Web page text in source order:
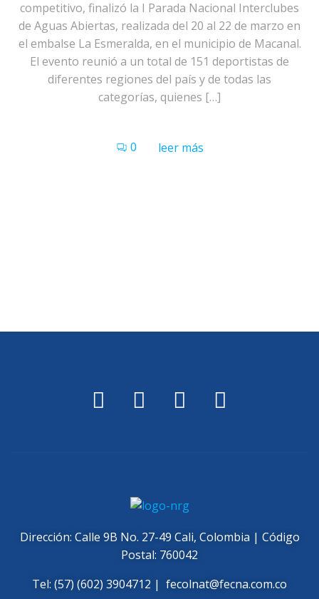
competitivo, finalizó la I Parada Nacional Interclubes
de Aguas Abiertas, realizada del 20 al 22 de marzo en
el embalse La Esmeralda, en el municipio de Macanal.
El evento reunió a un total de 151 deportistas de
diferentes regiones del país y de todas las
categorías, quienes […]
0 leer más
Dirección: Calle 9B No. 27-49 Cali, Colombia | Código
Postal: 760042
Tel: (57) (602) 3904712 | fecolnat@fecna.com.co